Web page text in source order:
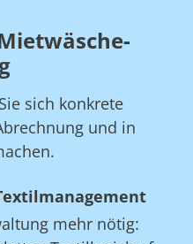
sich konkrete
und in
mehr nötig: